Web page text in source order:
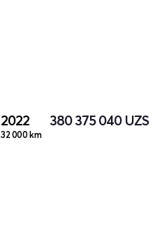
2022
32 000 km
380 375 040 UZS